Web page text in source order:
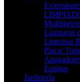
Lamparas
Linternas
Placa/
Espigas
Jardinería